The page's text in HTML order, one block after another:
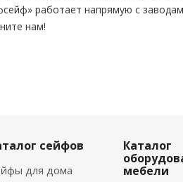
работает напрямую с
нам!
сейфов
для дома
Каталог
мебели